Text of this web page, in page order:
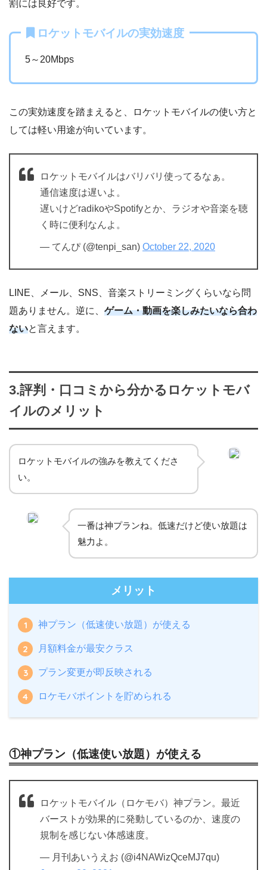
割には良好です。
ロケットモバイルの実効速度
5～20Mbps
この実効速度を踏まえると、ロケットモバイルの使い方と
しては軽い用途が向いています。
ロケットモバイルはバリバリ使ってるなぁ。
通信速度は遅いよ。
遅いけどradikoやSpotifyとか、ラジオや音楽を聴
く時に便利なんよ。
— てんぴ (@tenpi_san) October 22, 2020
LINE、メール、SNS、音楽ストリーミングくらいなら問
題ありません。逆に、 ゲーム・動画を楽しみたいなら合わ
ないと言えます。
3.評判・口コミから分かるロケットモバ
イルのメリット
ロケットモバイルの強みを教えてくださ
い。
一番は神プランね。低速だけど使い放題は
魅力よ。
メリット
神プラン（低速使い放題）が使える
月額料金が最安クラス
プラン変更が即反映される
ロケモバポイントを貯められる
①神プラン（低速使い放題）が使える
ロケットモバイル（ロケモバ）神プラン。最近
バーストが効果的に発動しているのか、速度の
規制を感じない体感速度。
— 月刊あいうえお (@i4NAWizQceMJ7qu)